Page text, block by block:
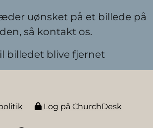
uønsket på et billede på
så kontakt os.
billedet blive fjernet
Log på ChurchDesk